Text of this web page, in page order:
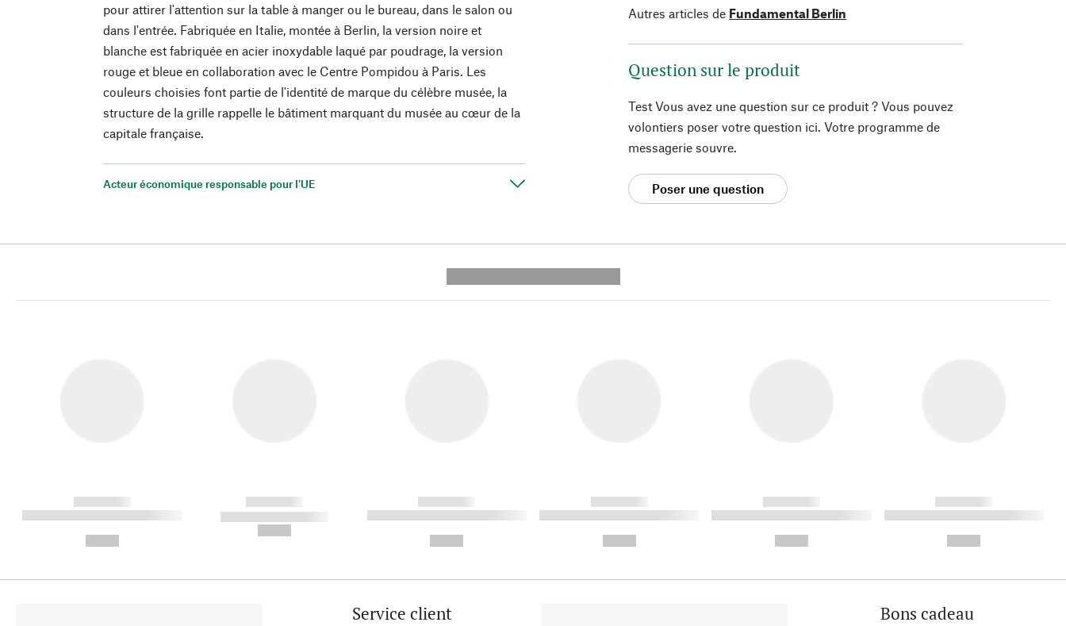
pour attirer l'attention sur la table à manger ou le bureau, dans le salon ou
dans l'entrée. Fabriquée en Italie, montée à Berlin, la version noire et
blanche est fabriquée en acier inoxydable laqué par poudrage, la version
rouge et bleue en collaboration avec le Centre Pompidou à Paris. Les
couleurs choisies font partie de l'identité de marque du célèbre musée, la
structure de la grille rappelle le bâtiment marquant du musée au cœur de la
capitale française.
Acteur économique responsable pour l'UE
Autres articles de Fundamental Berlin
Question sur le produit
Test Vous avez une question sur ce produit ? Vous pouvez
volontiers poser votre question ici. Votre programme de
messagerie souvre.
Poser une question
------------
----------- ----------- ----------
------------
----------- -----------
------------
----------- ----------- ----------
------------
----------- ----------- ----------
------------
----------- ----------- ----------
------------
----------- ----------- ----------
Service client Bons cadeau